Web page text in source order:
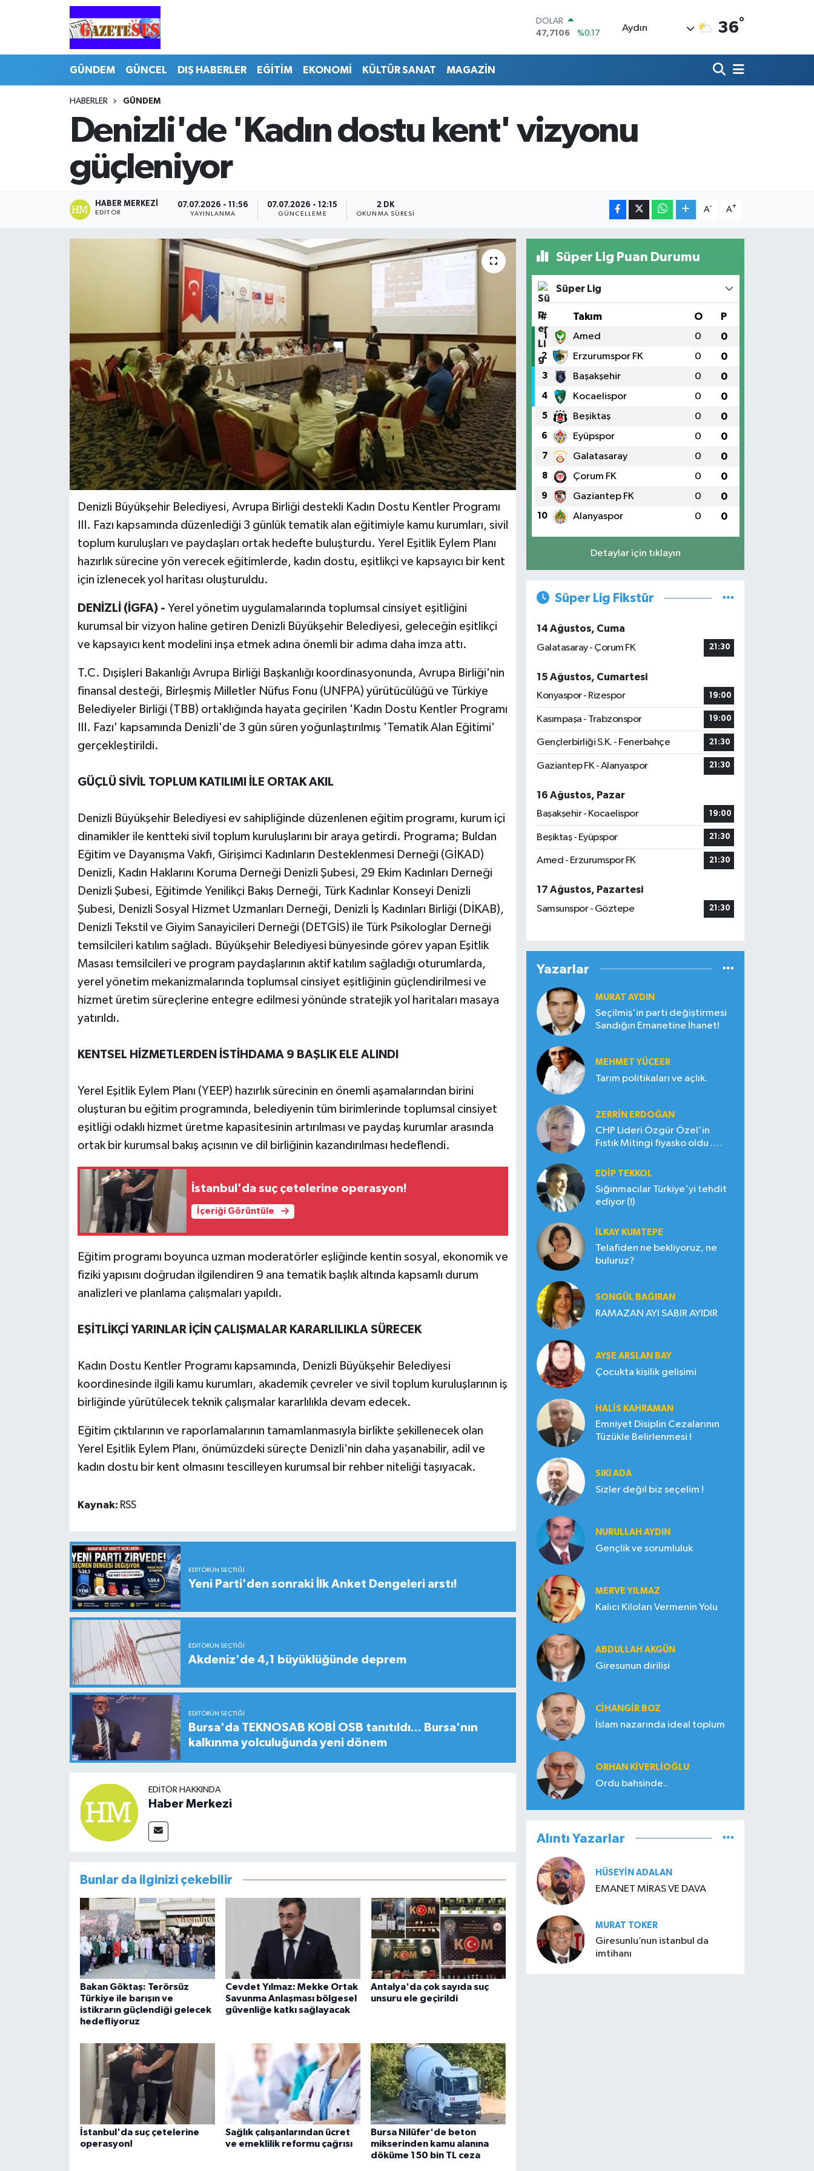
DOLAR
47,7106
%0.17
BİST100
13.773
%-19
BITCOIN
Aydın 36°
GÜNDEM GÜNCEL DIŞ HABERLER EĞİTİM EKONOMİ KÜLTÜR SANAT MAGAZİN
HABERLER GÜNDEM
Denizli'de 'Kadın dostu kent' vizyonu
güçleniyor
HABER MERKEZI
EDITÖR
07.07.2026 - 11:56
YAYINLANMA
07.07.2026 - 12:15
GÜNCELLEME
2 DK
OKUNMA SÜRESI
A- A+
Denizli Büyükşehir Belediyesi, Avrupa Birliği destekli Kadın Dostu Kentler Programı
III. Fazı kapsamında düzenlediği 3 günlük tematik alan eğitimiyle kamu kurumları, sivil
toplum kuruluşları ve paydaşları ortak hedefte buluşturdu. Yerel Eşitlik Eylem Planı
hazırlık sürecine yön verecek eğitimlerde, kadın dostu, eşitlikçi ve kapsayıcı bir kent
için izlenecek yol haritası oluşturuldu.
DENİZLİ (İGFA) - Yerel yönetim uygulamalarında toplumsal cinsiyet eşitliğini
kurumsal bir vizyon haline getiren Denizli Büyükşehir Belediyesi, geleceğin eşitlikçi
ve kapsayıcı kent modelini inşa etmek adına önemli bir adıma daha imza attı.
T.C. Dışişleri Bakanlığı Avrupa Birliği Başkanlığı koordinasyonunda, Avrupa Birliği'nin
finansal desteği, Birleşmiş Milletler Nüfus Fonu (UNFPA) yürütücülüğü ve Türkiye
Belediyeler Birliği (TBB) ortaklığında hayata geçirilen 'Kadın Dostu Kentler Programı
III. Fazı' kapsamında Denizli'de 3 gün süren yoğunlaştırılmış 'Tematik Alan Eğitimi'
gerçekleştirildi.
GÜÇLÜ SİVİL TOPLUM KATILIMI İLE ORTAK AKIL
Denizli Büyükşehir Belediyesi ev sahipliğinde düzenlenen eğitim programı, kurum içi
dinamikler ile kentteki sivil toplum kuruluşlarını bir araya getirdi. Programa; Buldan
Eğitim ve Dayanışma Vakfı, Girişimci Kadınların Desteklenmesi Derneği (GİKAD)
Denizli, Kadın Haklarını Koruma Derneği Denizli Şubesi, 29 Ekim Kadınları Derneği
Denizli Şubesi, Eğitimde Yenilikçi Bakış Derneği, Türk Kadınlar Konseyi Denizli
Şubesi, Denizli Sosyal Hizmet Uzmanları Derneği, Denizli İş Kadınları Birliği (DİKAB),
Denizli Tekstil ve Giyim Sanayicileri Derneği (DETGİS) ile Türk Psikologlar Derneği
temsilcileri katılım sağladı. Büyükşehir Belediyesi bünyesinde görev yapan Eşitlik
Masası temsilcileri ve program paydaşlarının aktif katılım sağladığı oturumlarda,
yerel yönetim mekanizmalarında toplumsal cinsiyet eşitliğinin güçlendirilmesi ve
hizmet üretim süreçlerine entegre edilmesi yönünde stratejik yol haritaları masaya
yatırıldı.
KENTSEL HİZMETLERDEN İSTİHDAMA 9 BAŞLIK ELE ALINDI
Yerel Eşitlik Eylem Planı (YEEP) hazırlık sürecinin en önemli aşamalarından birini
oluşturan bu eğitim programında, belediyenin tüm birimlerinde toplumsal cinsiyet
eşitliği odaklı hizmet üretme kapasitesinin artırılması ve paydaş kurumlar arasında
ortak bir kurumsal bakış açısının ve dil birliğinin kazandırılması hedeflendi.
İstanbul'da suç çetelerine operasyon!
İçeriği Görüntüle
Eğitim programı boyunca uzman moderatörler eşliğinde kentin sosyal, ekonomik ve
fiziki yapısını doğrudan ilgilendiren 9 ana tematik başlık altında kapsamlı durum
analizleri ve planlama çalışmaları yapıldı.
EŞİTLİKÇİ YARINLAR İÇİN ÇALIŞMALAR KARARLILIKLA SÜRECEK
Kadın Dostu Kentler Programı kapsamında, Denizli Büyükşehir Belediyesi
koordinesinde ilgili kamu kurumları, akademik çevreler ve sivil toplum kuruluşlarının iş
birliğinde yürütülecek teknik çalışmalar kararlılıkla devam edecek.
Eğitim çıktılarının ve raporlamalarının tamamlanmasıyla birlikte şekillenecek olan
Yerel Eşitlik Eylem Planı, önümüzdeki süreçte Denizli'nin daha yaşanabilir, adil ve
kadın dostu bir kent olmasını tescilleyen kurumsal bir rehber niteliği taşıyacak.
Kaynak: RSS
EDITÖRÜN SEÇTIĞI
Yeni Parti'den sonraki İlk Anket Dengeleri arstı!
EDITÖRÜN SEÇTIĞI
Akdeniz'de 4,1 büyüklüğünde deprem
EDITÖRÜN SEÇTIĞI
Bursa'da TEKNOSAB KOBİ OSB tanıtıldı... Bursa'nın
kalkınma yolculuğunda yeni dönem
EDITÖR HAKKINDA
Haber Merkezi
Bunlar da ilginizi çekebilir
Bakan Göktaş: Terörsüz
Türkiye ile barışın ve
istikrarın güçlendiği gelecek
hedefliyoruz
Cevdet Yılmaz: Mekke Ortak
Savunma Anlaşması bölgesel
güvenliğe katkı sağlayacak
Antalya'da çok sayıda suç
unsuru ele geçirildi
İstanbul'da suç çetelerine
operasyon!
Sağlık çalışanlarından ücret
ve emeklilik reformu çağrısı
Bursa Nilüfer'de beton
mikserinden kamu alanına
döküme 150 bin TL ceza
Süper Lig Puan Durumu
Süper Lig
# Takım O P
1 Amed 0 0
2 Erzurumspor FK 0 0
3 Başakşehir 0 0
4 Kocaelispor 0 0
5 Beşiktaş 0 0
6 Eyüpspor 0 0
7 Galatasaray 0 0
8 Çorum FK 0 0
9 Gaziantep FK 0 0
10 Alanyaspor 0 0
Detaylar için tıklayın
Süper Lig Fikstür
14 Ağustos, Cuma
Galatasaray - Çorum FK
21:30
15 Ağustos, Cumartesi
Konyaspor - Rizespor
19:00
Kasımpaşa - Trabzonspor 19:00
Gençlerbirliği S.K. - Fenerbahçe 21:30
Gaziantep FK - Alanyaspor 21:30
16 Ağustos, Pazar
Başakşehir - Kocaelispor
19:00
Beşiktaş - Eyüpspor 21:30
Amed - Erzurumspor FK 21:30
17 Ağustos, Pazartesi
Samsunspor - Göztepe
21:30
Yazarlar
MURAT AYDIN
Seçilmiş'in parti değiştirmesi
Sandığın Emanetine İhanet!
MEHMET YÜCEER
Tarım politikaları ve açlık.
ZERRIN ERDOĞAN
CHP Lideri Özgür Özel'in
Fıstık Mitingi fiyasko oldu .
EDIP TEKKOL
Sığınmacılar Türkiye'yi tehdit
ediyor (!)
İLKAY KUMTEPE
Telafiden ne bekliyoruz, ne
buluruz?
SONGÜL BAĞIRAN
RAMAZAN AYI SABIR AYIDIR
AYŞE ARSLAN BAY
Çocukta kişilik gelişimi
HALIS KAHRAMAN
Emniyet Disiplin Cezalarının
Tüzükle Belirlenmesi !
SIKI ADA
Sizler değil biz seçelim !
NURULLAH AYDIN
Gençlik ve sorumluluk
MERVE YILMAZ
Kalıcı Kiloları Vermenin Yolu
ABDULLAH AKGÜN
Giresunun dirilişi
CIHANGIR BOZ
İslam nazarında ideal toplum
ORHAN KIVERLIOĞLU
Ordu bahsinde..
Alıntı Yazarlar
HÜSEYIN ADALAN
EMANET MİRAS VE DAVA
MURAT TOKER
Giresunlu’nun istanbul da
imtihanı